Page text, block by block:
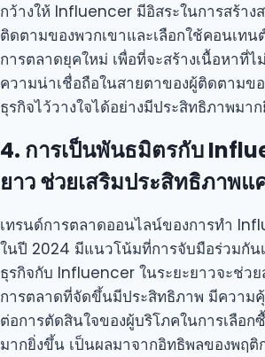
กว้างให้ Influencer มีอิสระในการสร้าง
ติดตามของพวกเขาและเลือกใช้คอนเท
การตลาดยุคใหม่ เพื่อที่จะสร้างเนื้อหาที่ไ
ความน่าเชื่อถือในสายตาของผู้ติดตามข
ธุรกิจไว้วางใจได้อย่างมีประสิทธิภาพมา
4. การเป็นพันธมิตรกับ
ยาว ช่วยเสริมประสิทธิภาพ
เทรนด์การตลาดออนไลน์ของการทำ
ในปี 2024 มีแนวโน้มที่การจับมือร่วมกัน
ธุรกิจกับ Influencer ในระยะยาวจะช่วย
การตลาดที่จัดขึ้นมีประสิทธิภาพ มีความ
ต่อการตัดสินใจของผู้บริโภคในการเลือก
มากยิ่งขึ้น เป็นผลมาจากอิทธิพลของพฤติ